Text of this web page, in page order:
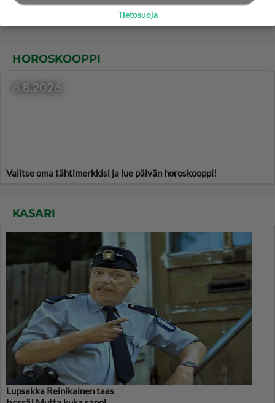
HOROSKOOPPI
6.8.2026
Valitse oma tähtimerkkisi ja lue päivän horoskooppi!
KASARI
Lupsakka Reinikainen taas
Tietosuoja